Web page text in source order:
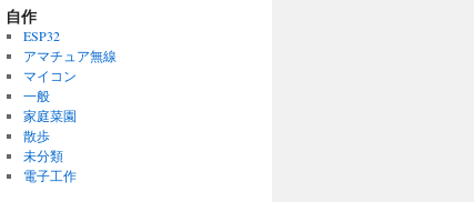
自作
ESP32
アマチュア無線
マイコン
一般
家庭菜園
散歩
未分類
電子工作